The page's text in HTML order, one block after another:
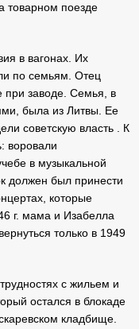
товарном поезде
в вагонах. Их
по семьям. Отец
при заводе. Семья, в
была из Литвы. Ее
советскую власть . К
воровали
в музыкальной
должен был принести
которые
г. мама и Изабелла
только в 1949
с жильем и
остался в блокаде
кладбище.